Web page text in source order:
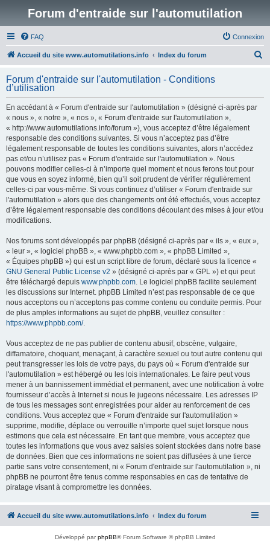
Forum d'entraide sur l'automutilation
FAQ Connexion
Accueil du site www.automutilations.info Index du forum
h
Forum d'entraide sur l'automutilation - Conditions
d’utilisation
En accédant à « Forum d'entraide sur l'automutilation » (désigné ci-après par
« nous », « notre », « nos », « Forum d'entraide sur l'automutilation »,
« http://www.automutilations.info/forum »), vous acceptez d’être légalement
responsable des conditions suivantes. Si vous n’acceptez pas d’être
légalement responsable de toutes les conditions suivantes, alors n’accédez
pas et/ou n’utilisez pas « Forum d'entraide sur l'automutilation ». Nous
pouvons modifier celles-ci à n’importe quel moment et nous ferons tout pour
que vous en soyez informé, bien qu’il soit prudent de vérifier régulièrement
celles-ci par vous-même. Si vous continuez d’utiliser « Forum d'entraide sur
l'automutilation » alors que des changements ont été effectués, vous acceptez
d’être légalement responsable des conditions découlant des mises à jour et/ou
modifications.
Nos forums sont développés par phpBB (désigné ci-après par « ils », « eux »,
« leur », « logiciel phpBB », « www.phpbb.com », « phpBB Limited »,
« Équipes phpBB ») qui est un script libre de forum, déclaré sous la licence «
GNU General Public License v2 » (désigné ci-après par « GPL ») et qui peut
être téléchargé depuis www.phpbb.com. Le logiciel phpBB facilite seulement
les discussions sur Internet. phpBB Limited n’est pas responsable de ce que
nous acceptons ou n’acceptons pas comme contenu ou conduite permis. Pour
de plus amples informations au sujet de phpBB, veuillez consulter :
https://www.phpbb.com/.
Vous acceptez de ne pas publier de contenu abusif, obscène, vulgaire,
diffamatoire, choquant, menaçant, à caractère sexuel ou tout autre contenu qui
peut transgresser les lois de votre pays, du pays où « Forum d'entraide sur
l'automutilation » est hébergé ou les lois internationales. Le faire peut vous
mener à un bannissement immédiat et permanent, avec une notification à votre
fournisseur d’accès à Internet si nous le jugeons nécessaire. Les adresses IP
de tous les messages sont enregistrées pour aider au renforcement de ces
conditions. Vous acceptez que « Forum d'entraide sur l'automutilation »
supprime, modifie, déplace ou verrouille n’importe quel sujet lorsque nous
estimons que cela est nécessaire. En tant que membre, vous acceptez que
toutes les informations que vous avez saisies soient stockées dans notre base
de données. Bien que ces informations ne soient pas diffusées à une tierce
partie sans votre consentement, ni « Forum d'entraide sur l'automutilation », ni
phpBB ne pourront être tenus comme responsables en cas de tentative de
piratage visant à compromettre les données.
Accueil du site www.automutilations.info Index du forum
Développé parphpBB® Forum Software © phpBB Limited